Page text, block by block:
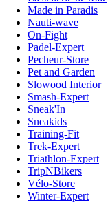
Made in Paradis
Nauti-wave
On-Fight
Padel-Expert
Pecheur-Store
Pet and Garden
Slowood Interior
Smash-Expert
Sneak'In
Sneakids
Training-Fit
Trek-Expert
Triathlon-Expert
TripNBikers
Vélo-Store
Winter-Expert